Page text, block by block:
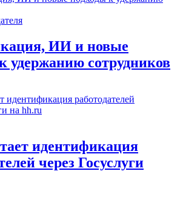
ИИ и новые
удержанию сотрудников
идентификация
через Госуслуги